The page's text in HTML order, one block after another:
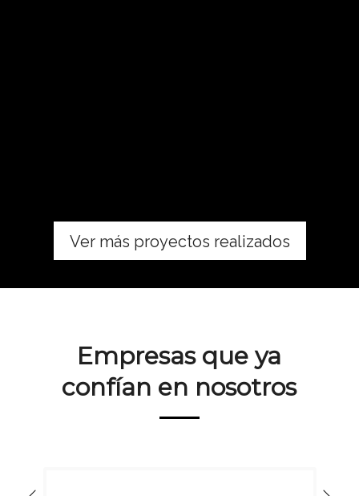
Ver más proyectos realizados
Empresas que ya
confían en nosotros